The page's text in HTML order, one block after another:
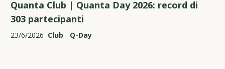
Quanta Club | Quanta Day 2026: record di
303 partecipanti
23/6/2026 Club - Q-Day